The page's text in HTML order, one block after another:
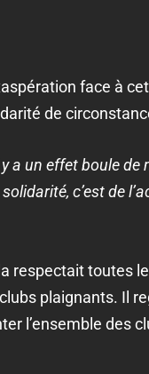
face à
de
un effet boule de
c’est de
respectait toutes
plaignants. Il
l’ensemble des